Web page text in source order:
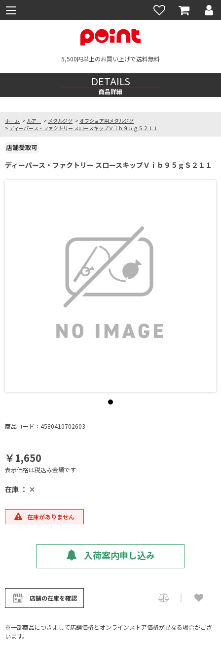
5,500円以上のお買い上げで送料無料
DETAILS
商品詳細
ホーム > ルアー > メタルジグ > オフショア用メタルジグ
> ディーパース・ファクトリー スロースキップＶｉｂ９５ｇＳ２１１
ディーパース・ファクトリー スロースキップＶｉｂ９５ｇＳ２１１
商品コード：4580410702603
￥1,650
表示価格は税込み金額です
在庫 ： ×
在庫がありません
入荷案内申し込み
店舗の在庫を確認
※一部商品につきまして店舗価格とオンラインストア価格が異なる場合がござ
います。